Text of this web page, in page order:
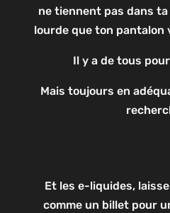
ne tiennent pas dans
lourde que ton pantalon
Il y a de tous
Mais toujours en
Et les e-liquides,
comme un billet pour